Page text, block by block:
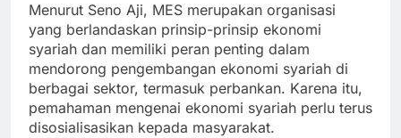
Menurut Seno Aji, MES merupakan organisasi
yang berlandaskan prinsip-prinsip ekonomi
syariah dan memiliki peran penting dalam
mendorong pengembangan ekonomi syariah di
berbagai sektor, termasuk perbankan. Karena itu,
pemahaman mengenai ekonomi syariah perlu terus
disosialisasikan kepada masyarakat.